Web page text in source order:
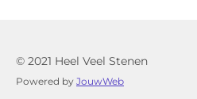
© 2021 Heel Veel Stenen
Powered by JouwWeb